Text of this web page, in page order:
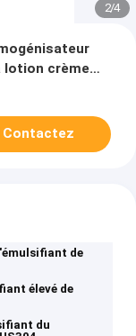
2/4
lotion crème
Contactez
de
élevé de
du